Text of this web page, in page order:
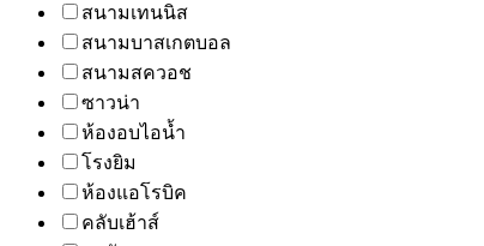
สนามเทนนิส
สนามบาสเกตบอล
สนามสควอช
ซาวน่า
ห้องอบไอน้ำ
โรงยิม
ห้องแอโรบิค
คลับเฮ้าส์